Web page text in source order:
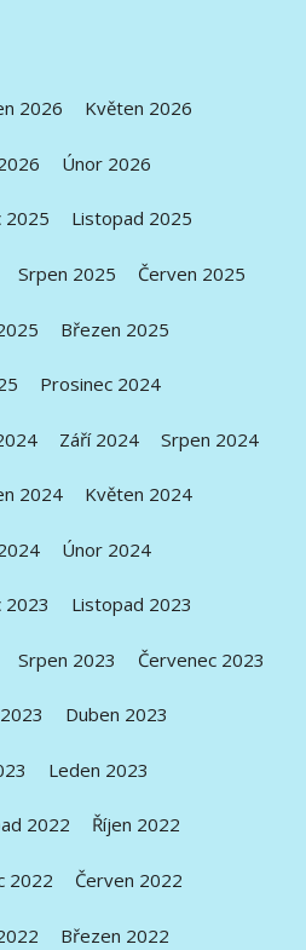
2026 Květen 2026
Únor 2026
2025 Listopad 2025
Srpen 2025 Červen 2025
Březen 2025
Prosinec 2024
Září 2024 Srpen 2024
2024 Květen 2024
Únor 2024
2023 Listopad 2023
Srpen 2023 Červenec 2023
Duben 2023
Leden 2023
2022 Říjen 2022
2022 Červen 2022
Březen 2022